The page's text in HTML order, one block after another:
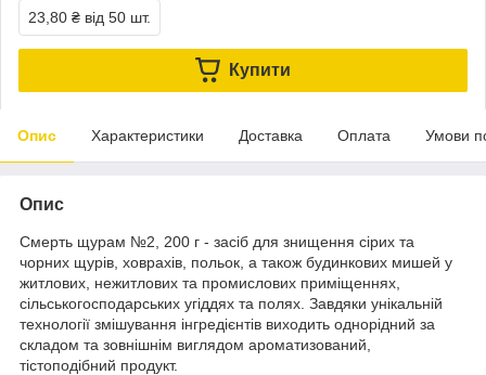
23,80 ₴ від 50 шт.
Купити
Опис Характеристики Доставка Оплата Умови
Опис
Смерть щурам №2, 200 г - засіб для знищення сірих та
чорних щурів, ховрахів, польок, а також будинкових мишей у
житлових, нежитлових та промислових приміщеннях,
сільськогосподарських угіддях та полях. Завдяки унікальній
технології змішування інгредієнтів виходить однорідний за
складом та зовнішнім виглядом ароматизований,
тістоподібний продукт.